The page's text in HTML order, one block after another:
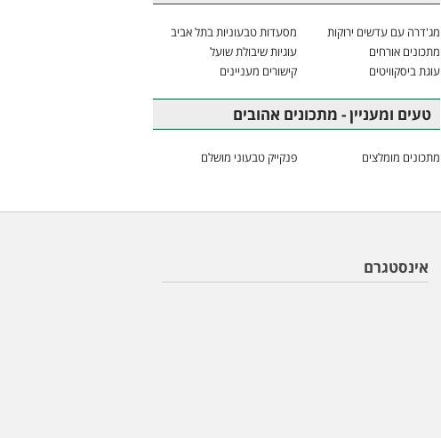
מג'דרה עם עדשים ירוקות
מסעדות טבעוניות בתל אביב
מתכונים אורחים
עוגיות שיבולת שועל
עוגת ביסקוויטים
קישורים מעניינים
טעים ומעניין - מתכונים אהובים
מתכונים מומלצים פנקייק טבעוני מושלם
אינסטגרם